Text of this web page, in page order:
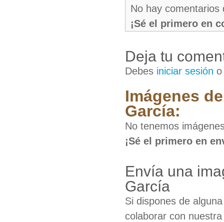
No hay
¡Sé el primero en
Deja tu
Debes iniciar sesión
Imágenes
García:
No tenemos
¡Sé el primero en
Envía una
García
Si dispones de
colaborar con